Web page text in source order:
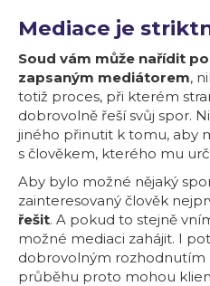
Mediace je
Soud vám může nařídit
zapsaným mediátorem,
totiž proces, při kterém
dobrovolně řeší svůj spor.
jiného přinutit k tomu, aby
s člověkem, kterého mu
Aby bylo možné nějaký
zainteresovaný člověk
řešit. A pokud to stejně
možné mediaci zahájit. I
dobrovolným rozhodnutím
průběhu proto mohou